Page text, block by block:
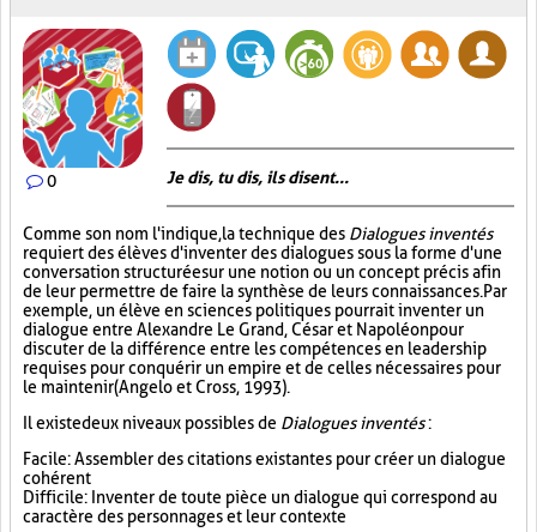
0 Je dis, tu dis, ils disent...
Comme son nom l'indique, la technique des Dialogues inventés
requiert des élèves d'inventer des dialogues sous la forme d'une
conversation structurée sur une notion ou un concept précis afin
de leur permettre de faire la synthèse de leurs connaissances. Par
exemple, un élève en sciences politiques pourrait inventer un
dialogue entre Alexandre Le Grand, César et Napoléon pour
discuter de la différence entre les compétences en leadership
requises pour conquérir un empire et de celles nécessaires pour
le maintenir (Angelo et Cross, 1993).
Il existe deux niveaux possibles de Dialogues inventés:
Facile : Assembler des citations existantes pour créer un dialogue
cohérent
Difficile : Inventer de toute pièce un dialogue qui correspond au
caractère des personnages et leur contexte